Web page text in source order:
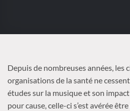
Depuis de nombreuses années,
organisations de la santé ne
études sur la musique et son
pour cause, celle-ci s’est avérée